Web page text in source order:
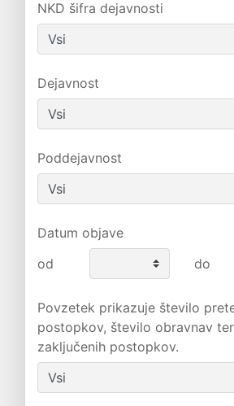
NKD šifra dejavnosti
Dejavnost
Poddejavnost
Datum objave
od
do
Povzetek prikazuje število
postopkov, število obravnav
zaključenih postopkov.